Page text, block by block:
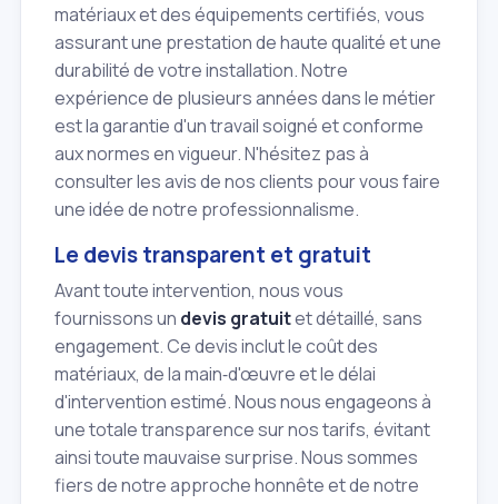
matériaux et des équipements certifiés, vous
assurant une prestation de haute qualité et une
durabilité de votre installation. Notre
expérience de plusieurs années dans le métier
est la garantie d'un travail soigné et conforme
aux normes en vigueur. N'hésitez pas à
consulter les avis de nos clients pour vous faire
une idée de notre professionnalisme.
Le devis transparent et gratuit
Avant toute intervention, nous vous
fournissons un devis gratuitet détaillé, sans
engagement. Ce devis inclut le coût des
matériaux, de la main‑d'œuvre et le délai
d'intervention estimé. Nous nous engageons à
une totale transparence sur nos tarifs, évitant
ainsi toute mauvaise surprise. Nous sommes
fiers de notre approche honnête et de notre